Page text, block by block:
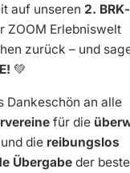
auf unseren 2.
ZOOM Erlebniswelt
zurück – und
💚
Dankeschön an alle
für die
und die reibungslos
Übergabe der